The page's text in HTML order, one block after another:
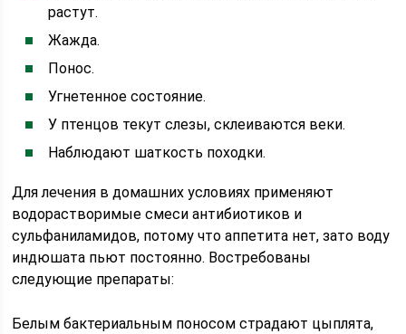
растут.
Жажда.
Понос.
Угнетенное состояние.
У птенцов текут слезы, склеиваются веки.
Наблюдают шаткость походки.
Для лечения в домашних условиях применяют
водорастворимые смеси антибиотиков и
сульфаниламидов, потому что аппетита нет, зато воду
индюшата пьют постоянно. Востребованы
следующие препараты:
Белым бактериальным поносом страдают цыплята,